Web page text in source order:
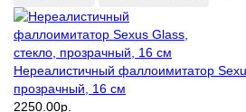
Нереалистичный фаллоимитатор
прозрачный, 16 см
2250.00р.